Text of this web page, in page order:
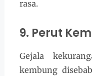
rasa.
9. Perut
Gejala
kembung